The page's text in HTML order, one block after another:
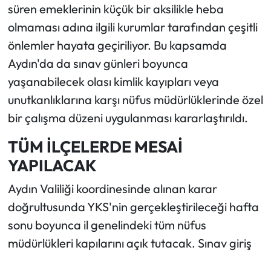
süren emeklerinin küçük bir aksilikle heba
olmaması adına ilgili kurumlar tarafından çeşitli
önlemler hayata geçiriliyor. Bu kapsamda
Aydın'da da sınav günleri boyunca
yaşanabilecek olası kimlik kayıpları veya
unutkanlıklarına karşı nüfus müdürlüklerinde özel
bir çalışma düzeni uygulanması kararlaştırıldı.
TÜM İLÇELERDE MESAİ
YAPILACAK
Aydın Valiliği koordinesinde alınan karar
doğrultusunda YKS'nin gerçekleştirileceği hafta
sonu boyunca il genelindeki tüm nüfus
müdürlükleri kapılarını açık tutacak. Sınav giriş